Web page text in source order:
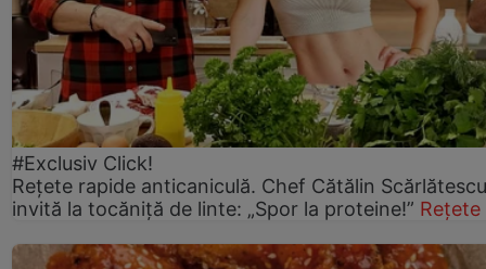
#Exclusiv Click!
Rețete rapide anticaniculă. Chef Cătălin
invită la tocăniță de linte: „Spor la proteine!” Rețete